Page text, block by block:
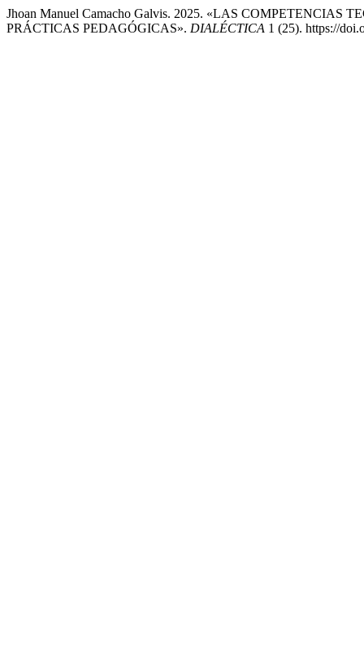
Jhoan Manuel Camacho Galvis. 2025. «LAS
PRÁCTICAS PEDAGÓGICAS». DIALÉCTICA 1 (25). https://